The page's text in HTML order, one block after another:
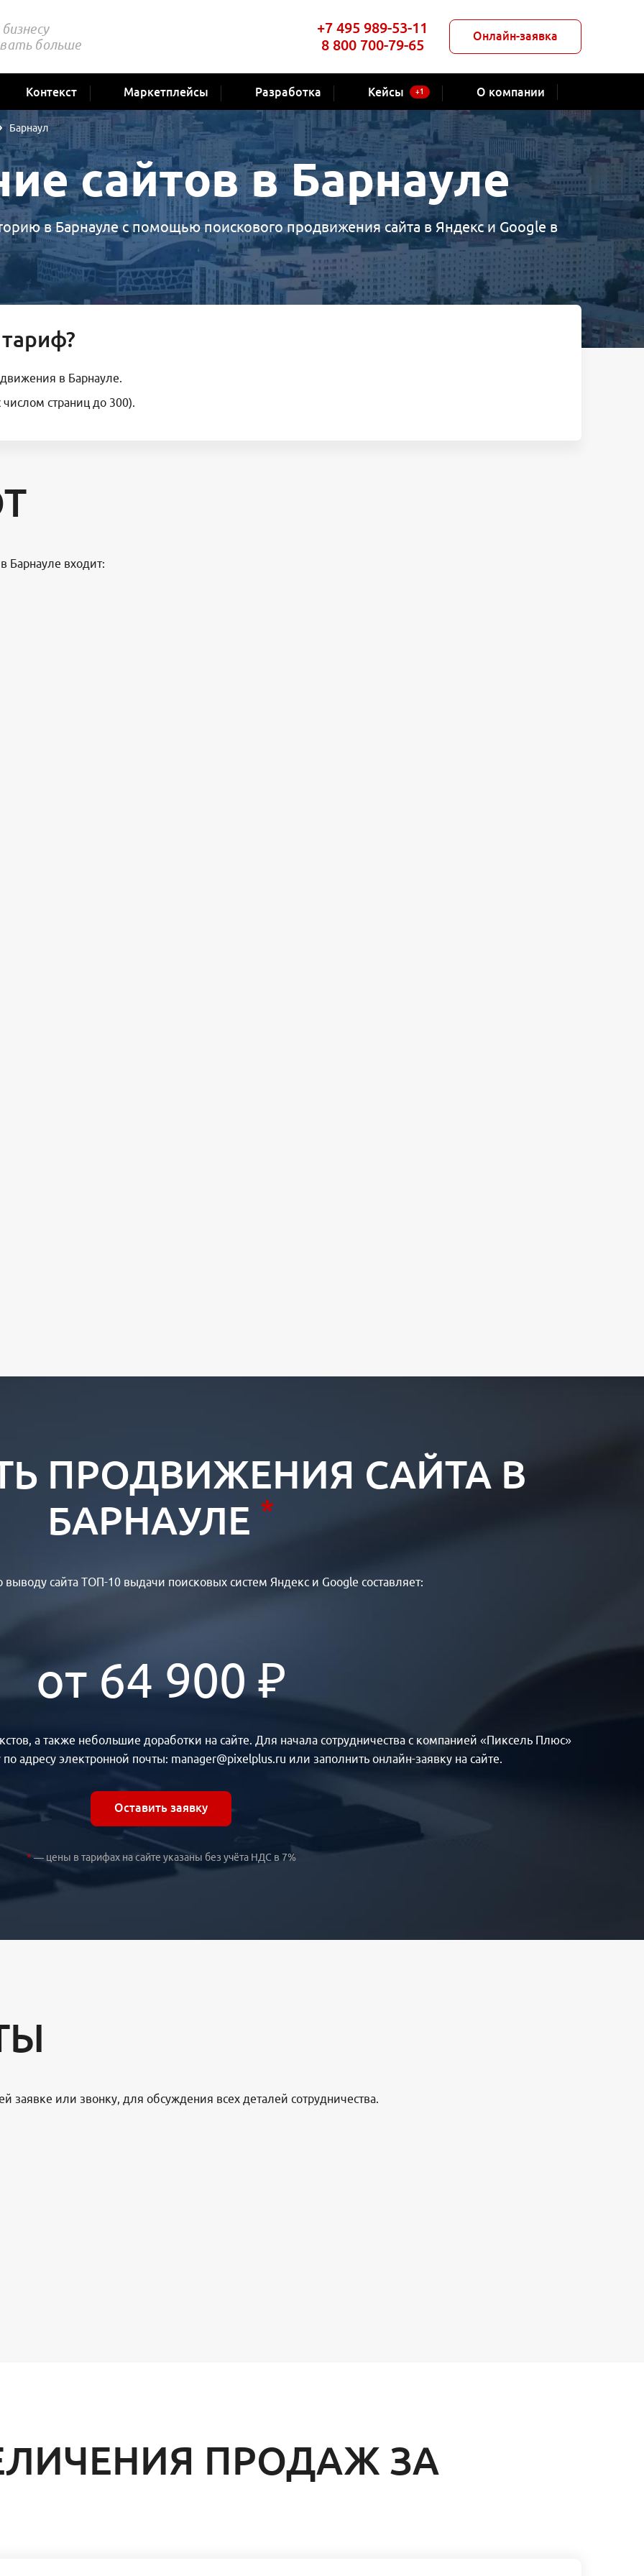
больше
+7 495 989-53-11
8 800 700-79-65
Онлайн-заявка
Контекст Маркетплейсы Разработка Кейсы +1 О компании
сайтов в Барнауле
в Барнауле с помощью поискового продвижения сайта в Яндекс и Google в
Барнаул
в Барнауле.
страниц до 300).
Барнауле входит:
ПРОДВИЖЕНИЯ САЙТА В
БАРНАУЛЕ *
выводу сайта ТОП-10 выдачи поисковых систем Яндекс и Google составляет:
от 64 900 ₽
а также небольшие доработки на сайте. Для начала сотрудничества с компанией «Пиксель Плюс»
по адресу электронной почты: manager@pixelplus.ru или заполнить онлайн-заявку на сайте.
Оставить заявку
*— цены в тарифах на сайте указаны без учёта НДС в 7%
или звонку, для обсуждения всех деталей сотрудничества.
ПРОДАЖ ЗА